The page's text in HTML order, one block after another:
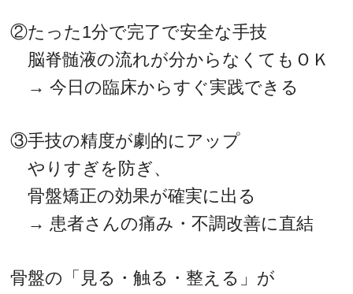
②たった1分で完了で安全な手技
脳脊髄液の流れが分からなくてもＯＫ
→ 今日の臨床からすぐ実践できる
③手技の精度が劇的にアップ
やりすぎを防ぎ、
骨盤矯正の効果が確実に出る
→ 患者さんの痛み・不調改善に直結
骨盤の「見る・触る・整える」が